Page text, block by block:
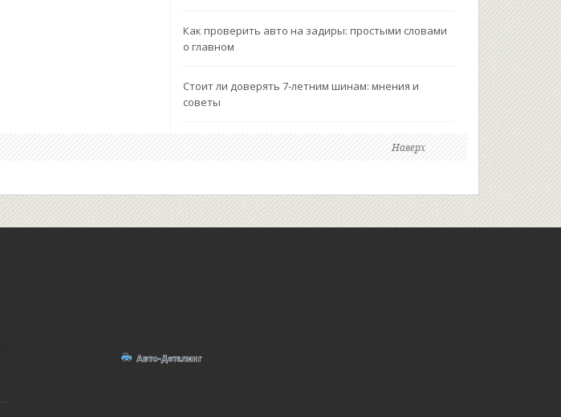
Как проверить авто на задиры: простыми словами
о главном
Стоит ли доверять 7-летним шинам: мнения и
советы
Наверх